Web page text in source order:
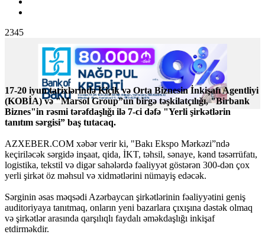
2345
17-20 iyun tarixlərində Kiçik və Orta Biznesin İnkişafı Agentliyi
(KOBİA) və "Marsol Group”un birgə təşkilatçılığı, "Birbank
Biznes"in rəsmi tərəfdaşlığı ilə 7-ci dəfə "Yerli şirkətlərin
tanıtım sərgisi” baş tutacaq.
AZXEBER.COM xəbər verir ki, "Bakı Ekspo Mərkəzi”ndə
keçiriləcək sərgidə inşaat, qida, İKT, təhsil, sənaye, kənd təsərrüfatı,
logistika, tekstil və digər sahələrdə fəaliyyət göstərən 300-dən çox
yerli şirkət öz məhsul və xidmətlərini nümayiş edəcək.
Sərginin əsas məqsədi Azərbaycan şirkətlərinin fəaliyyətini geniş
auditoriyaya tanıtmaq, onların yeni bazarlara çıxışına dəstək olmaq
və şirkətlər arasında qarşılıqlı faydalı əməkdaşlığı inkişaf
etdirməkdir.